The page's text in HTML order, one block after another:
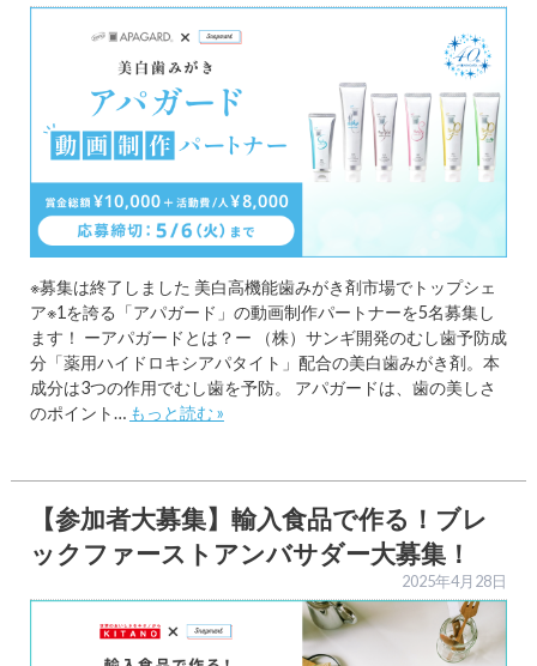
※募集は終了しました 美白高機能歯みがき剤市場でトップシェ
ア※1を誇る「アパガード」の動画制作パートナーを5名募集し
ます！ ーアパガードとは？ー （株）サンギ開発のむし歯予防成
分「薬用ハイドロキシアパタイト」配合の美白歯みがき剤。本
成分は3つの作用でむし歯を予防。 アパガードは、歯の美しさ
のポイント… もっと読む »
【参加者大募集】輸入食品で作る！ブレ
ックファーストアンバサダー大募集！
2025年4月28日